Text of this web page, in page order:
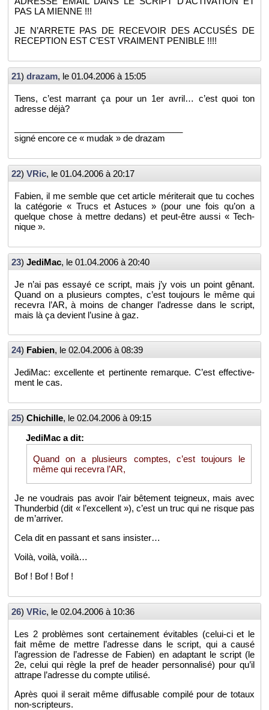
PAS LA MIENNE !!!
JE N’AR­RETE PAS DE RE­CE­VOIR DES AC­CU­SÉS DE
RE­CEP­TION EST C’EST VRAI­MENT PE­NIBLE !!!!
21) dra­zam, le 01.04.2006 à 15:05
Tiens, c’est mar­rant ça pour un 1er avril… c’est quoi ton
adresse déjà?
signé en­core ce « mudak » de dra­zam
22) VRic, le 01.04.2006 à 20:17
Fa­bien, il me semble que cet ar­ticle mé­ri­te­rait que tu coches
la ca­té­go­rie « Trucs et As­tuces » (pour une fois qu’on a
quelque chose à mettre de­dans) et peut-être aussi « Tech­
nique ».
23) Je­di­Mac, le 01.04.2006 à 20:40
Je n’ai pas es­sayé ce script, mais j’y vois un point gê­nant.
Quand on a plu­sieurs comptes, c’est tou­jours le même qui
re­ce­vra l’AR, à moins de chan­ger l’adresse dans le script,
mais là ça de­vient l’usine à gaz.
24) Fa­bien, le 02.04.2006 à 08:39
Je­di­Mac: ex­cel­lente et per­ti­nente re­marque. C’est ef­fec­ti­ve­
ment le cas.
25) Chi­chille, le 02.04.2006 à 09:15
Quand on a plu­sieurs comptes, c’est tou­jours le
même qui re­ce­vra l’AR,
Je ne vou­drais pas avoir l’air bê­te­ment tei­gneux, mais avec
Thun­der­bid (dit « l’ex­cellent »), c’est un truc qui ne risque pas
de m’ar­ri­ver.
Cela dit en pas­sant et sans in­sis­ter…
Voilà, voilà, voilà…
Bof ! Bof ! Bof !
26) VRic, le 02.04.2006 à 10:36
Les 2 pro­blèmes sont cer­tai­ne­ment évi­tables (ce­lui-ci et le
fait même de mettre l’adresse dans le script, qui a causé
l’agres­sion de l’adresse de Fa­bien) en adap­tant le script (le
2e, celui qui règle la pref de hea­der per­son­na­lisé) pour qu’il
at­trape l’adresse du compte uti­lisé.
Après quoi il se­rait même dif­fu­sable com­pilé pour de to­taux
non-scrip­teurs.